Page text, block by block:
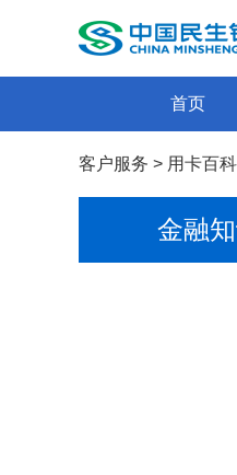
首页
客户服务 > 用卡百科
金融